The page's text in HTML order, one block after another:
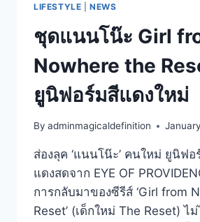
LIFESTYLE |NEWS
ชุดแนนโน๊ะ Girl
Nowhere the
ยูนิฟอร์มสีแดงใหม่
By adminmagicaldefinition
ส่องลุค ‘แนนโน๊ะ’ คนใหม่ ยูนิฟ
แดงสดจาก EYE OF
การกลับมาของซีรีส์ ‘Girl from
Reset’ (เด็กใหม่ The Reset) ไ